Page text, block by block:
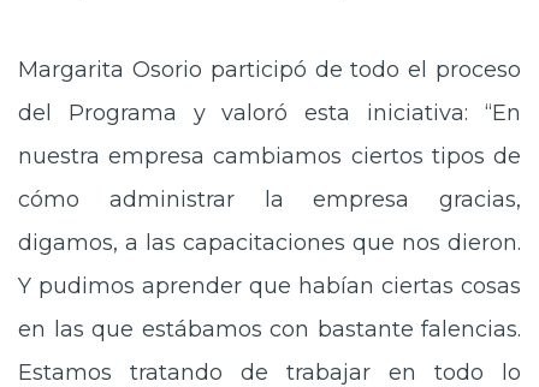
Margarita Osorio participó de todo el proceso
del Programa y valoró esta iniciativa: “En
nuestra empresa cambiamos ciertos tipos de
cómo administrar la empresa gracias,
digamos, a las capacitaciones que nos dieron.
Y pudimos aprender que habían ciertas cosas
en las que estábamos con bastante falencias.
Estamos tratando de trabajar en todo lo